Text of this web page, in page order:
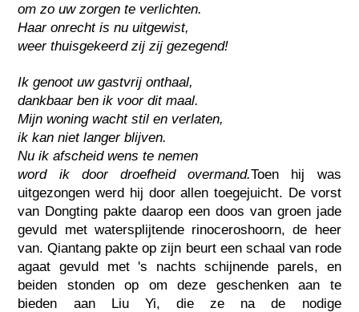
om zo uw zorgen te verlichten.
Haar onrecht is nu uitgewist,
weer thuisgekeerd zij zij gezegend!
Ik genoot uw gastvrij onthaal,
dankbaar ben ik voor dit maal.
Mijn woning wacht stil en verlaten,
ik kan niet langer blijven.
Nu ik afscheid wens te nemen
word ik door droefheid overmand.Toen hij was
uitgezongen werd hij door allen toegejuicht. De vorst
van Dongting pakte daarop een doos van groen jade
gevuld met watersplijtende rinoceroshoorn, de heer
van. Qiantang pakte op zijn beurt een schaal van rode
agaat gevuld met 's nachts schijnende parels, en
beiden stonden op om deze geschenken aan te
bieden aan Liu Yi, die ze na de nodige